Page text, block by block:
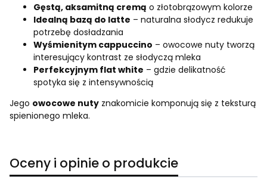
Gęstą, aksamitną cremą o złotobrązowym kolorze
Idealną bazą do latte – naturalna słodycz redukuje
potrzebę dosładzania
Wyśmienitym cappuccino – owocowe nuty tworzą
interesujący kontrast ze słodyczą mleka
Perfekcyjnym flat white – gdzie delikatność
spotyka się z intensywnością
Jego owocowe nuty znakomicie komponują się z teksturą
spienionego mleka.
Oceny i opinie o produkcie